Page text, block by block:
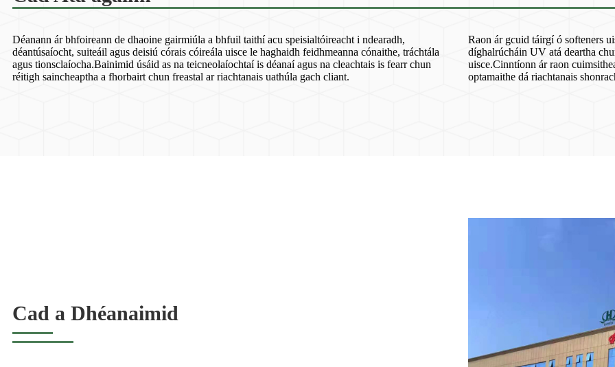
Déanann ár bhfoireann de dhaoine gairmiúla a bhfuil taithí acu speisialtóireacht i ndearadh,
déantúsaíocht, suiteáil agus deisiú córais cóireála uisce le haghaidh feidhmeanna cónaithe, tráchtála
agus tionsclaíocha.Bainimid úsáid as na teicneolaíochtaí is déanaí agus na cleachtais is fearr chun
réitigh saincheaptha a fhorbairt chun freastal ar riachtanais uathúla gach cliant.
Raon ár gcuid táirgí ó softeners
díghalrúcháin UV atá deartha
uisce.Cinntíonn ár raon
optamaithe dá riachtanais
Cad a Dhéanaimid